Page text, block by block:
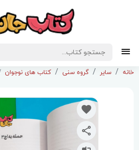
خانه سایر گروه سنی کتاب های نوجوان